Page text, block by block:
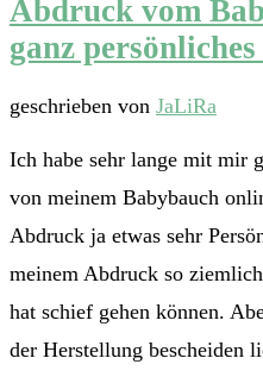
Abdruck vom
ganz
geschrieben von JaLiRa
Ich habe sehr lange mit mir
von meinem Babybauch
Abdruck ja etwas sehr
meinem Abdruck so
hat schief gehen können.
der Herstellung bescheiden